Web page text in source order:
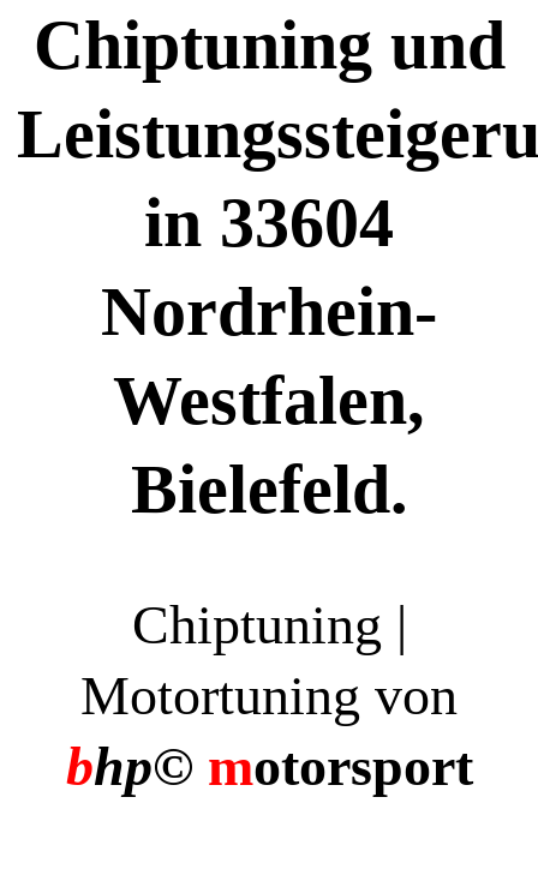
Chiptuning und
in 33604
Nordrhein-
Westfalen,
Bielefeld.
Chiptuning |
Motortuning von
bhp© motorsport